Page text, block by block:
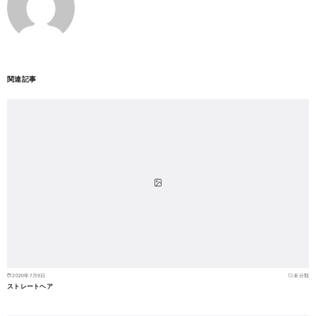
関連記事
2020年7月9日 未分類
ストレートヘア